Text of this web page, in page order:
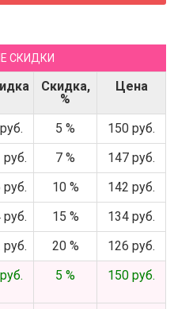
СКИДКИ
Скидка,
%
Цена
5 %
150 руб.
руб. 7 %
147 руб.
руб. 10 %
142 руб.
руб. 15 %
134 руб.
руб. 20 %
126 руб.
5 % 150 руб.